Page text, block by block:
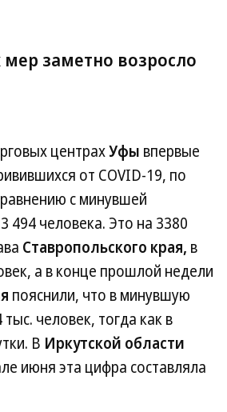
заметно возросло
центрахУфы впервые
от COVID-19, по
с минувшей
494 человека. Это на 3380
Ставропольского края, в
а в конце прошлой недели
пояснили, что в минувшую
человек, тогда как в
В Иркутской области
июня эта цифра составляла